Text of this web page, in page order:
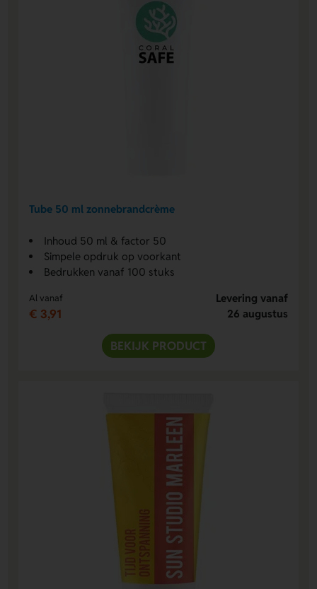
Tube 50 ml zonnebrandcrème
Inhoud 50 ml & factor 50
Simpele opdruk op voorkant
Bedrukken vanaf 100 stuks
Al vanaf
€ 3,91
Levering vanaf
26 augustus
BEKIJK PRODUCT